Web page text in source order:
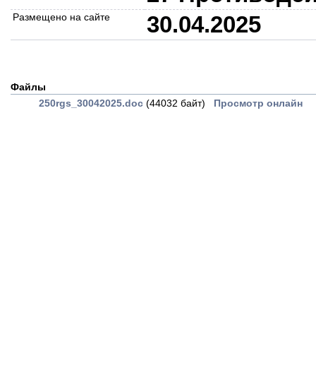
Размещено на сайте 30.04.2025
Файлы
250rgs_30042025.doc (44032 байт) Просмотр онлайн